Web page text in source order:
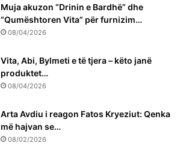
Muja akuzon “Drinin e Bardhë” dhe
“Qumështoren Vita” për furnizim…
08/04/2026
Vita, Abi, Bylmeti e të tjera – këto janë
produktet…
08/04/2026
Arta Avdiu i reagon Fatos Kryeziut: Qenka
më hajvan se…
08/02/2026